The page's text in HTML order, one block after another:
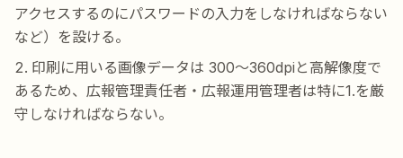
アクセスするのにパスワードの入力をしなければならない
など）を設ける。
印刷に用いる画像データは 300〜360dpiと高解像度で
あるため、広報管理責任者・広報運用管理者は特に1.を厳
守しなければならない。